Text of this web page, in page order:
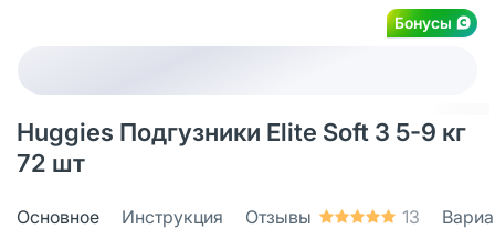
Бонусы
Huggies Подгузники Elite Soft 3 5-9 кг
72 шт
Основное Инструкция Отзывы 13